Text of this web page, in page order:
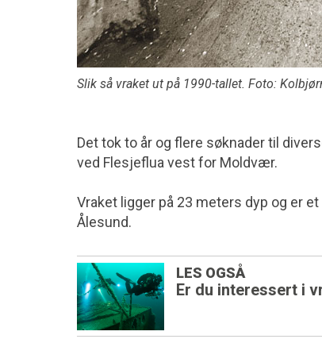
Slik så vraket ut på 1990-tallet. Foto:
Det tok to år og flere søknader til
ved Flesjeflua vest for Moldvær.
Vraket ligger på 23 meters dyp og er
Ålesund.
LES OGSÅ
Er du interessert i